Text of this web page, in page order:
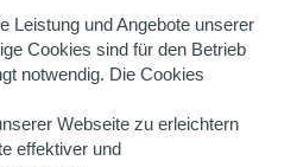
Leistung und Angebote unserer
Cookies sind für den Betrieb
notwendig. Die Cookies
Webseite zu erleichtern
effektiver und